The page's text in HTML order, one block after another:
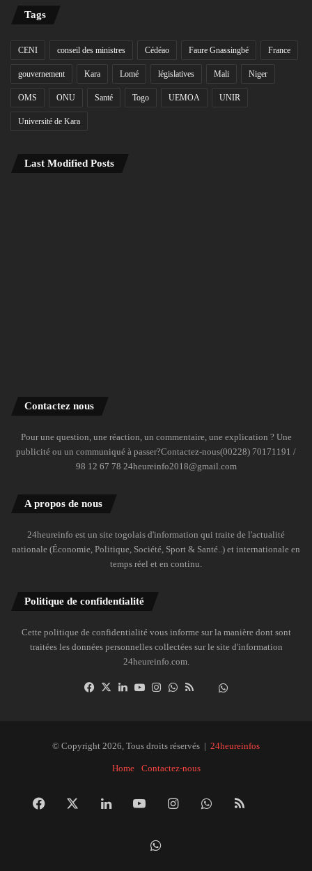
Tags
CENI conseil des ministres Cédéao Faure Gnassingbé France
gouvernement Kara Lomé législatives Mali Niger
OMS ONU Santé Togo UEMOA UNIR
Université de Kara
Last Modified Posts
Contactez nous
Pour une question, une réaction, un commentaire, une explication ? Une
publicité ou un communiqué à passer?Contactez-nous(00228) 70171191 /
98 12 67 78 24heureinfo2018@gmail.com
A propos de nous
24heureinfo est un site togolais d'information qui traite de l'actualité
nationale (Économie, Politique, Société, Sport & Santé..) et internationale en
temps réel et en continu.
Politique de confidentialité
Cette politique de confidentialité vous informe sur la manière dont sont
traitées les données personnelles collectées sur le site d'information
24heureinfo.com.
Facebook
X LinkedinYouTubeInstagramWhatsAppDailymotion
© Copyright 2026, Tous droits réservés | 24heureinfos
Home Contactez-nous
Facebook LinkedinYouTubeInstagramWhatsApp
RSS